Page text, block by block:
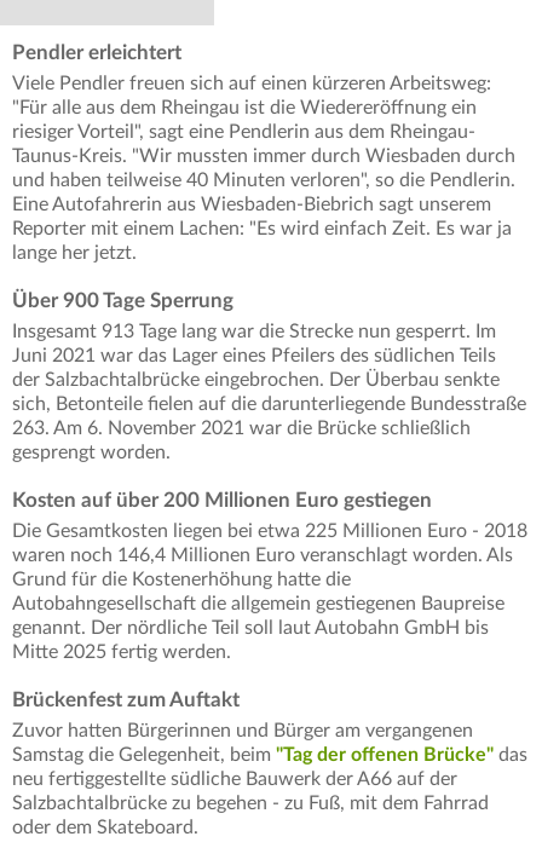
Pendler erleichtert
Viele Pendler freuen sich auf einen kürzeren Arbeitsweg:
"Für alle aus dem Rheingau ist die Wiedereröffnung ein
riesiger Vorteil", sagt eine Pendlerin aus dem Rheingau-
Taunus-Kreis. "Wir mussten immer durch Wiesbaden durch
und haben teilweise 40 Minuten verloren", so die Pendlerin.
Eine Autofahrerin aus Wiesbaden-Biebrich sagt unserem
Reporter mit einem Lachen: "Es wird einfach Zeit. Es war ja
lange her jetzt.
Über 900 Tage Sperrung
Insgesamt 913 Tage lang war die Strecke nun gesperrt. Im
Juni 2021 war das Lager eines Pfeilers des südlichen Teils
der Salzbachtalbrücke eingebrochen. Der Überbau senkte
sich, Betonteile fielen auf die darunterliegende Bundesstraße
263. Am 6. November 2021 war die Brücke schließlich
gesprengt worden.
Kosten auf über 200 Millionen Euro gestiegen
Die Gesamtkosten liegen bei etwa 225 Millionen Euro - 2018
waren noch 146,4 Millionen Euro veranschlagt worden. Als
Grund für die Kostenerhöhung hatte die
Autobahngesellschaft die allgemein gestiegenen Baupreise
genannt. Der nördliche Teil soll laut Autobahn GmbH bis
Mitte 2025 fertig werden.
Brückenfest zum Auftakt
Zuvor hatten Bürgerinnen und Bürger am vergangenen
Samstag die Gelegenheit, beim "Tag der offenen Brücke" das
neu fertiggestellte südliche Bauwerk der A66 auf der
Salzbachtalbrücke zu begehen - zu Fuß, mit dem Fahrrad
oder dem Skateboard.